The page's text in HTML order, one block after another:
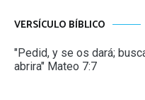
VERSÍCULO BÍBLICO
"Pedid, y se os dará;
abrira" Mateo 7:7